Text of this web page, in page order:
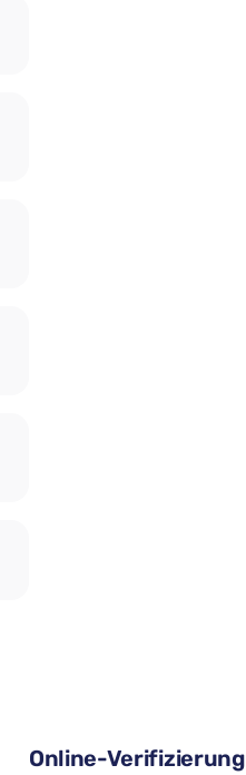
Online-Verifizierung